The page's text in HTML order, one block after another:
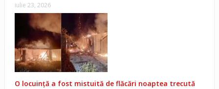
iulie 23, 2026
O locuință a fost mistuită de flăcări noaptea trecută